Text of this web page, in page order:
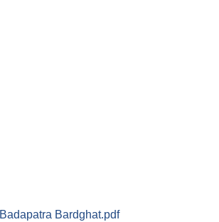
Badapatra Bardghat.pdf